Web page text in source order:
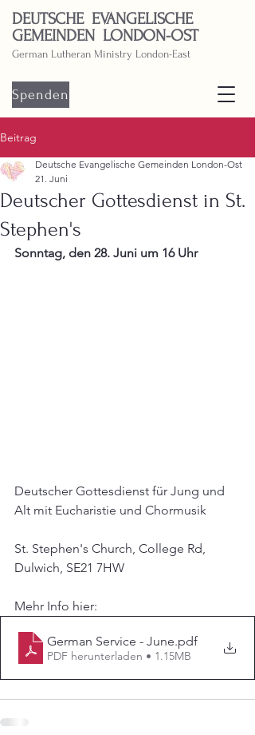
DEUTSCHE EVANGELISCHE
GEMEINDEN LONDON-OST
German Lutheran Ministry London-East
Spenden
Beitrag
Deutscher Gottesdienst in St.
Stephen's
Deutsche Evangelische Gemeinden London-Ost
21. Juni
Sonntag, den 28. Juni um 16 Uhr
Deutscher Gottesdienst für Jung und
Alt mit Eucharistie und Chormusik
St. Stephen's Church, College Rd,
Dulwich, SE21 7HW
Mehr Info hier:
German Service - June.pdf
PDF herunterladen • 1.15MB